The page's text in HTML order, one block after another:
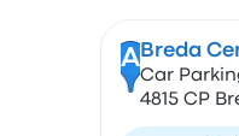
A Breda
Car
4815 CP